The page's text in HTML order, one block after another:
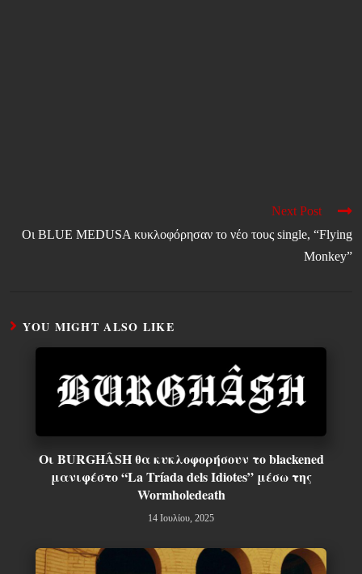
Next Post
Οι BLUE MEDUSA κυκλοφόρησαν το νέο τους single, “Flying
Monkey”
YOU MIGHT ALSO LIKE
Οι BURGHÂSH θα κυκλοφορήσουν το blackened
μανιφέστο “La Tríada dels Idiotes” μέσω της
Wormholedeath
14 Ιουλίου, 2025